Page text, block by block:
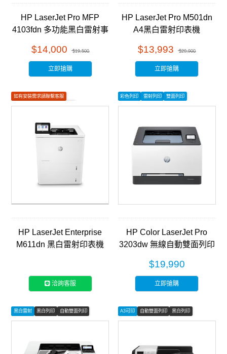
HP LaserJet Pro MFP
4103fdn 多功能黑白雷射事
$14,000 $19,500
立即搶購
HP LaserJet Pro M501dn
A4黑白雷射印表機
$13,993 $20,900
立即搶購
如有安裝需求請聯繫客服
下單前請確認庫存
雷射列印
HP LaserJet Enterprise
M611dn 黑白雷射印表機
洽詢客服
彩色列印 雷射列印 雙面列印
HP Color LaserJet Pro
3203dw 無線自動雙面列印
$19,990
立即搶購
黑白雷射 黑白列印 自動雙面列印 A3可印 自動雙面列印 黑白列印